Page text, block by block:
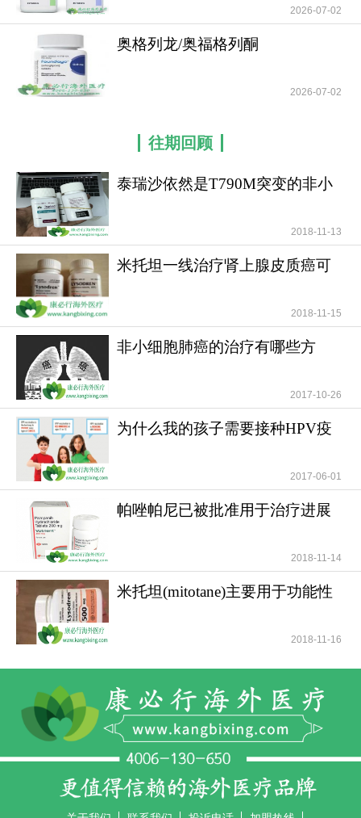
2026-07-02
奥格列龙/奥福格列酮
2026-07-02
往期回顾
泰瑞沙依然是T790M突变的非小
2018-11-13
米托坦一线治疗肾上腺皮质癌可
2018-11-15
非小细胞肺癌的治疗有哪些方
2017-10-26
为什么我的孩子需要接种HPV疫
2017-06-01
帕唑帕尼已被批准用于治疗进展
2018-11-14
米托坦(mitotane)主要用于功能性
2018-11-16